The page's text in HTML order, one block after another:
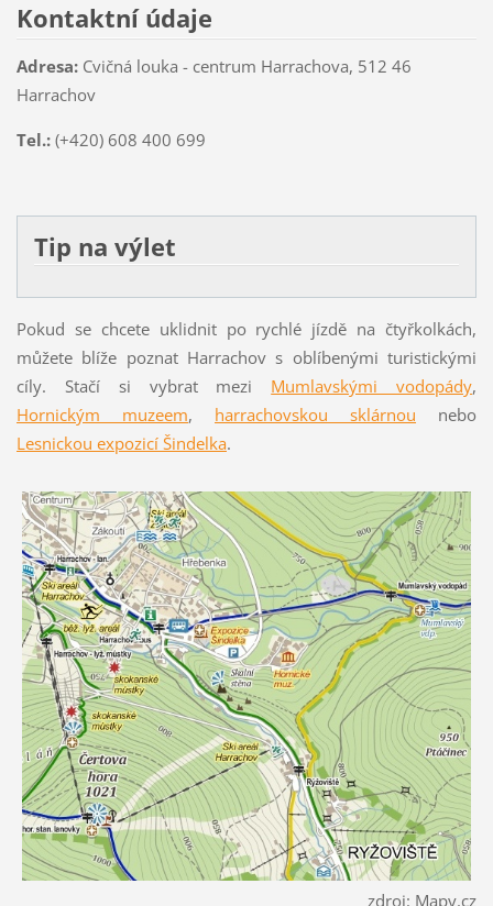
Kontaktní údaje
Adresa:Cvičná louka - centrum Harrachova, 512 46
Harrachov
Tel.:(+420) 608 400 699
Tip na výlet
Pokud se chcete uklidnit po rychlé jízdě na čtyřkolkách,
můžete blíže poznat Harrachov s oblíbenými turistickými
cíly. Stačí si vybrat mezi Mumlavskými vodopády,
Hornickým muzeem, harrachovskou sklárnou nebo
Lesnickou expozicí Šindelka.
zdroj: Mapy.cz